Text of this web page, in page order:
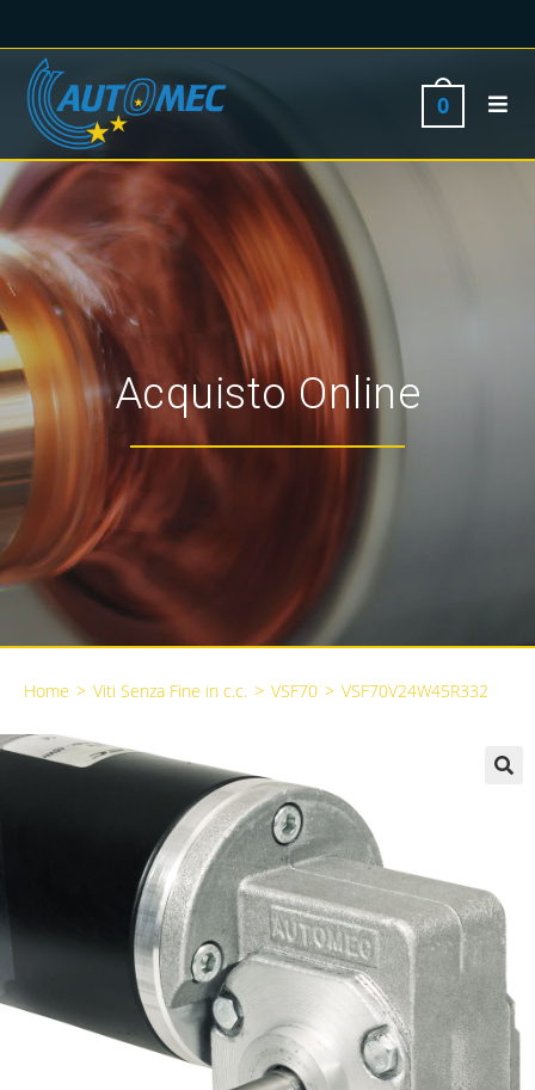
0
Acquisto Online
Home > Viti Senza Fine in c.c. > VSF70 > VSF70V24W45R332